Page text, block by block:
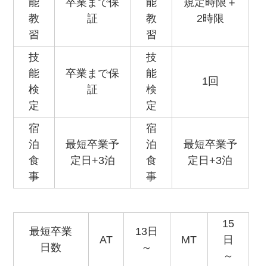
教
習
証
教
習
2時限
技
能
検
定
卒業まで保
証
技
能
検
定
1回
宿
泊
食
事
最短卒業予
定日+3泊
宿
泊
食
事
最短卒業予
定日+3泊
最短卒業
日数
AT
13日
～
MT
15
日
～